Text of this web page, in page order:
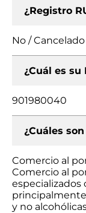
¿Registro
No / Cancelado
¿Cuál es su
901980040
¿Cuáles
Comercio al
Comercio al
y no